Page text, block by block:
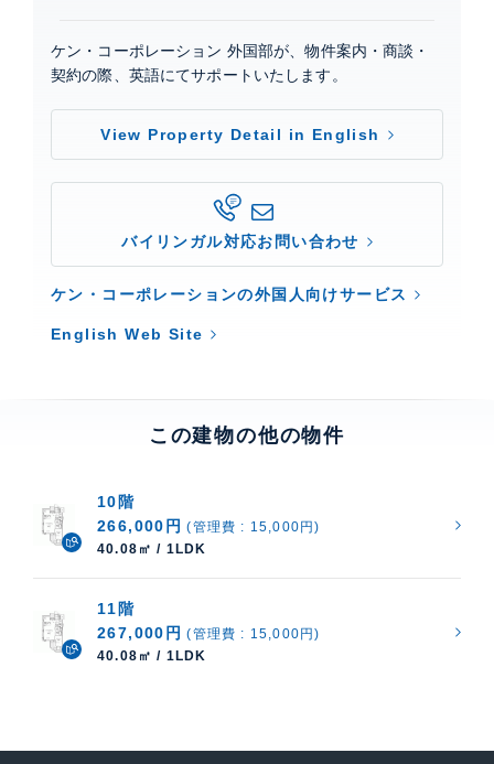
ケン・コーポレーション 外国部が、物件案内・商談・
契約の際、英語にてサポートいたします。
View Property Detail in English
バイリンガル対応お問い合わせ
ケン・コーポレーションの外国人向けサービス
English Web Site
この建物の他の物件
10階
266,000円 (管理費 : 15,000円)
40.08㎡ / 1LDK
11階
267,000円 (管理費 : 15,000円)
40.08㎡ / 1LDK